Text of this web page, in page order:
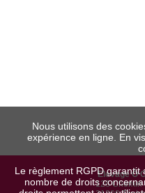
Elevage Ô
126 Chemin
Nous utilisons des
expérience en ligne. En
Le règlement RGPD garantit
nombre de droits